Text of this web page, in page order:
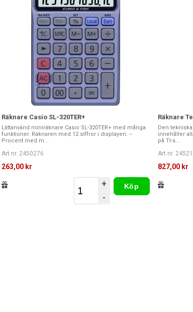
Räknare Casio SL-320TER+
Lättanvänd miniräknare Casio SL-320TER+ med många
funktioner. Räknaren med 12 siffror i displayen. --
Procent med m...
Art nr. 2450276
263,00 kr
+
-
Köp
Räknare
Den
innehåller
på TI-s...
Art nr.
827,00 kr